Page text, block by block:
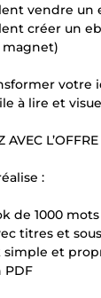
vendre un
créer un
votre
à lire et
:
de 1000 mots
titres et
simple et
PDF